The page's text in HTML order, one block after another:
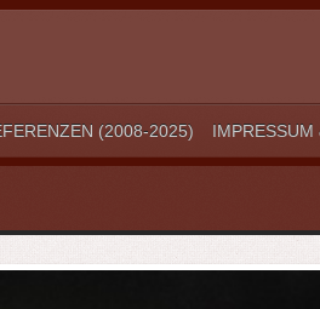
(2008-2025) IMPRESSUM